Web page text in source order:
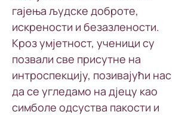
гајења људске доброте,
искрености и безазлености.
Кроз умјетност, ученици су
позвали све присутне на
интроспекцију, позивајући нас
да се угледамо на дјецу као
симболе одсуства пакости и